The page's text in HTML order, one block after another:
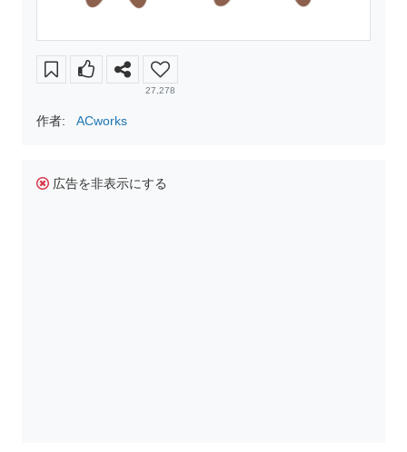
27,278
作者: ACworks
広告を非表示にする